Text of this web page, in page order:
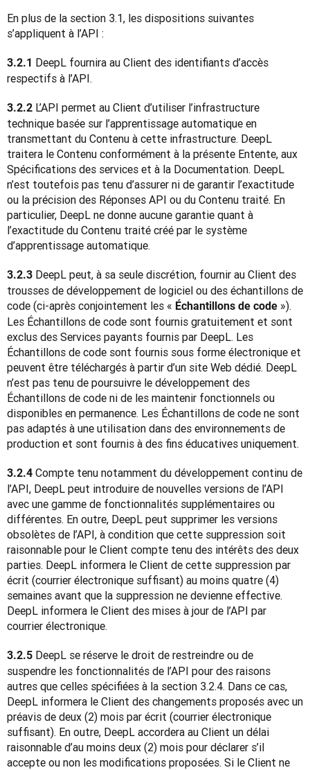
En plus de la section 3.1, les dispositions suivantes
s’appliquent à l’API :
3.2.1 DeepL fournira au Client des identifiants d’accès
respectifs à l’API.
3.2.2 L’API permet au Client d’utiliser l’infrastructure
technique basée sur l’apprentissage automatique en
transmettant du Contenu à cette infrastructure. DeepL
traitera le Contenu conformément à la présente Entente, aux
Spécifications des services et à la Documentation. DeepL
n’est toutefois pas tenu d’assurer ni de garantir l’exactitude
ou la précision des Réponses API ou du Contenu traité. En
particulier, DeepL ne donne aucune garantie quant à
l’exactitude du Contenu traité créé par le système
d’apprentissage automatique.
3.2.3 DeepL peut, à sa seule discrétion, fournir au Client des
trousses de développement de logiciel ou des échantillons de
code (ci-après conjointement les « Échantillons de code »).
Les Échantillons de code sont fournis gratuitement et sont
exclus des Services payants fournis par DeepL. Les
Échantillons de code sont fournis sous forme électronique et
peuvent être téléchargés à partir d’un site Web dédié. DeepL
n’est pas tenu de poursuivre le développement des
Échantillons de code ni de les maintenir fonctionnels ou
disponibles en permanence. Les Échantillons de code ne sont
pas adaptés à une utilisation dans des environnements de
production et sont fournis à des fins éducatives uniquement.
3.2.4 Compte tenu notamment du développement continu de
l’API, DeepL peut introduire de nouvelles versions de l’API
avec une gamme de fonctionnalités supplémentaires ou
différentes. En outre, DeepL peut supprimer les versions
obsolètes de l’API, à condition que cette suppression soit
raisonnable pour le Client compte tenu des intérêts des deux
parties. DeepL informera le Client de cette suppression par
écrit (courrier électronique suffisant) au moins quatre (4)
semaines avant que la suppression ne devienne effective.
DeepL informera le Client des mises à jour de l’API par
courrier électronique.
3.2.5 DeepL se réserve le droit de restreindre ou de
suspendre les fonctionnalités de l’API pour des raisons
autres que celles spécifiées à la section 3.2.4. Dans ce cas,
DeepL informera le Client des changements proposés avec un
préavis de deux (2) mois par écrit (courrier électronique
suffisant). En outre, DeepL accordera au Client un délai
raisonnable d’au moins deux (2) mois pour déclarer s’il
accepte ou non les modifications proposées. Si le Client ne